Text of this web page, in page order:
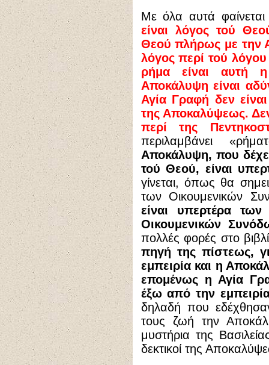
Με όλα αυτά
είναι λόγος τού
Θεού πλήρως με την
λόγος περί τού
ρήμα είναι αυτή
Αποκάλυψη είναι
Αγία Γραφή δεν
της Αποκαλύψεως.
περί της
περιλαμβάνει
Αποκάλυψη, που
τού Θεού, είναι
γίνεται, όπως θα
των Οικουμενικών
είναι υπερτέρα
Οικουμενικών
πολλές φορές στο
πηγή της πίστεως,
εμπειρία και η
επομένως η Αγία
έξω από την
δηλαδή που
τους ζωή την
μυστήρια της
δεκτικοί της